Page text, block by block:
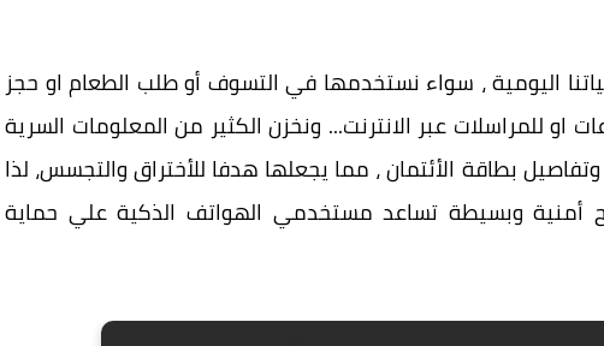
اليومية ، سواء نستخدمها في التسوف أو طلب الطعام او حجز
او للمراسلات عبر الانترنت... ونخزن الكثير من المعلومات السرية
بطاقة الأئتمان ، مما يجعلها هدفا للأختراق والتجسس، لذا
في هذة التدوينة 10 نصائح أمنية وبسيطة تساعد مستخدمي الهواتف الذكية علي حماية